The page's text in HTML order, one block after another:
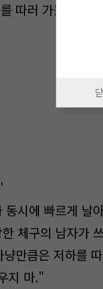
따러 가볼까."
동시에 빠르게 날
체구의 남자가
만큼은 저하를
지 마."